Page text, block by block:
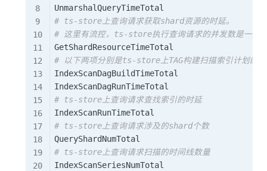
# ts-store上查询请求获取shard资源的时延。
# 这里有流控，ts-store执行查询请求的并发数是一定
# 以下两项分别是ts-store上TAG构建扫描索引计划的
IndexScanDagBuildTimeTotal
# ts-store上查询请求查找索引的时延
# ts-store上查询请求涉及的shard个数
# ts-store上查询请求扫描的时间线数量